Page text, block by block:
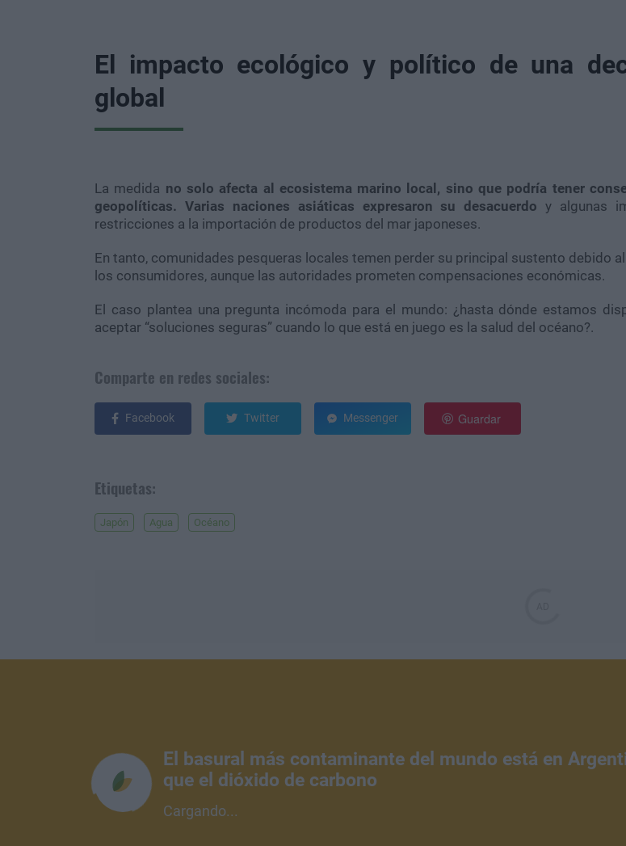
El impacto ecológico y político de una
global
La medida no solo afecta al ecosistema marino local, sino que podría tener
geopolíticas. Varias naciones asiáticas expresaron su desacuerdo y algunas
restricciones a la importación de productos del mar japoneses.
En tanto, comunidades pesqueras locales temen perder su principal sustento debido
los consumidores, aunque las autoridades prometen compensaciones económicas.
El caso plantea una pregunta incómoda para el mundo: ¿hasta dónde estamos
aceptar “soluciones seguras” cuando lo que está en juego es la salud del océano?.
Comparte en redes sociales:
Facebook Twitter Messenger Guardar
Etiquetas:
Japón Agua Océano
El basural más contaminante del mundo está en
que el dióxido de carbono
Cargando...